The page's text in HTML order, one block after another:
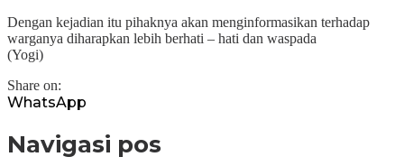
Dengan kejadian itu pihaknya akan menginformasikan terhadap
warganya diharapkan lebih berhati – hati dan waspada
(Yogi)
Share on:
WhatsApp
Navigasi pos